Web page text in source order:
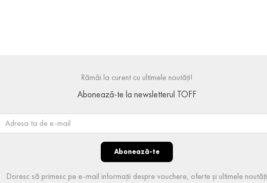
Rămâi la curent cu ultimele noutăți!
Abonează-te la newsletterul TOFF
Abonează-te
Doresc să primesc pe e-mail informații despre vouchere, oferte și ultimele noutăți